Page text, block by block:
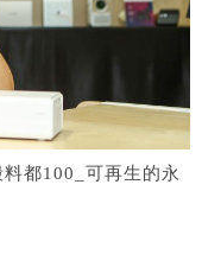
都100_可再生的永